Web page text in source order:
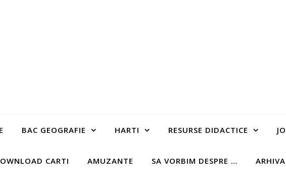
BAC GEOGRAFIE HARTI RESURSE DIDACTICE
CARTI AMUZANTE SA VORBIM DESPRE … ARHIVA